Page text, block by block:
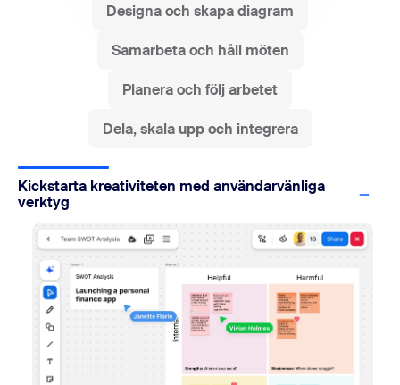
Designa och skapa diagram
Samarbeta och håll möten
Planera och följ arbetet
Dela, skala upp och integrera
Kickstarta kreativiteten med användarvänliga
verktyg